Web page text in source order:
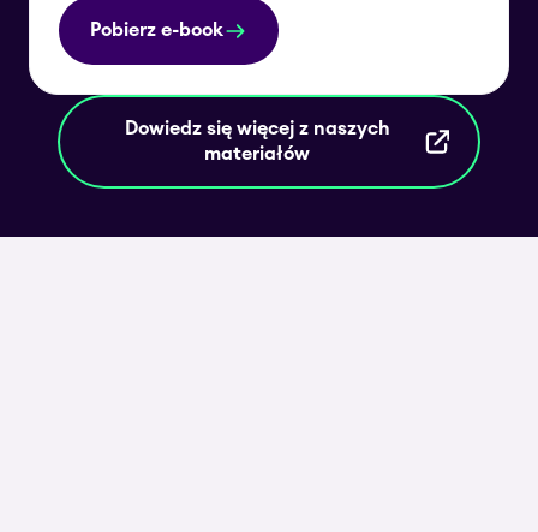
Pobierz e-book
Dowiedz się więcej z naszych
materiałów